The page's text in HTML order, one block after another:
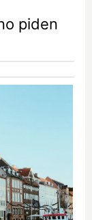
piden